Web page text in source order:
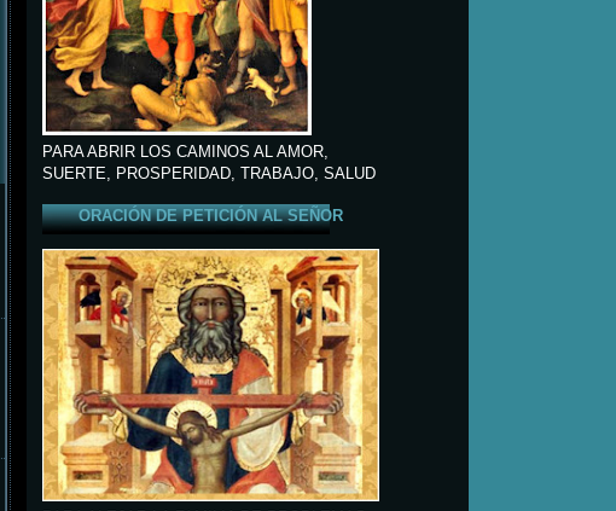
PARA ABRIR LOS CAMINOS AL AMOR,
SUERTE, PROSPERIDAD, TRABAJO, SALUD
ORACIÓN DE PETICIÓN AL SEÑOR